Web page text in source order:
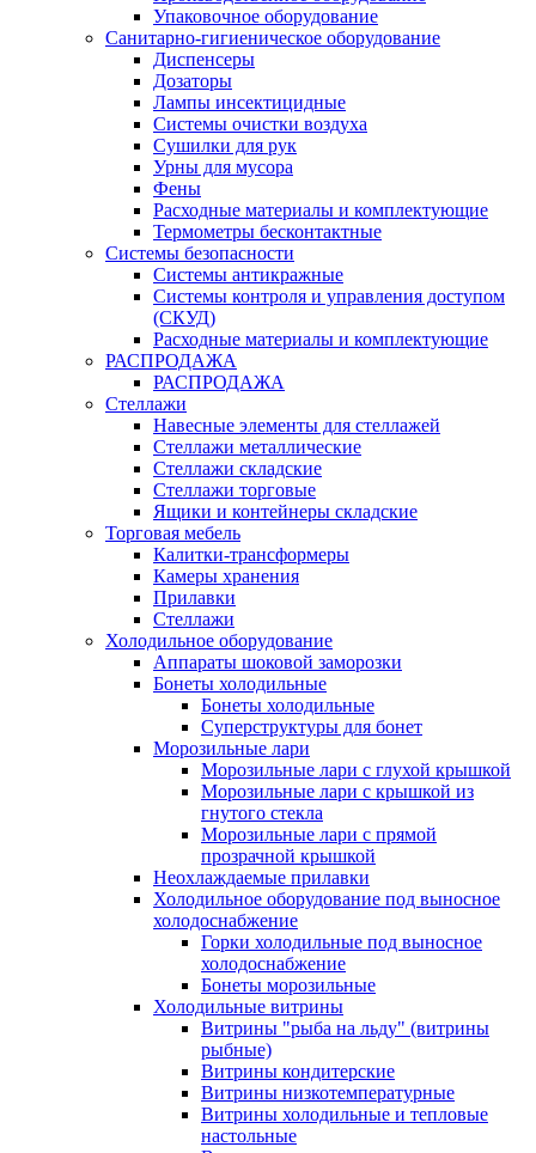
Упаковочное оборудование
Санитарно-гигиеническое оборудование
Диспенсеры
Дозаторы
Лампы инсектицидные
Системы очистки воздуха
Сушилки для рук
Урны для мусора
Фены
Расходные материалы и комплектующие
Термометры бесконтактные
Системы безопасности
Системы антикражные
Системы контроля и управления доступом
(СКУД)
Расходные материалы и комплектующие
РАСПРОДАЖА
РАСПРОДАЖА
Стеллажи
Навесные элементы для стеллажей
Стеллажи металлические
Стеллажи складские
Стеллажи торговые
Ящики и контейнеры складские
Торговая мебель
Калитки-трансформеры
Камеры хранения
Прилавки
Стеллажи
Холодильное оборудование
Аппараты шоковой заморозки
Бонеты холодильные
Бонеты холодильные
Суперструктуры для бонет
Морозильные лари
Морозильные лари с глухой крышкой
Морозильные лари с крышкой из
гнутого стекла
Морозильные лари с прямой
прозрачной крышкой
Неохлаждаемые прилавки
Холодильное оборудование под выносное
холодоснабжение
Горки холодильные под выносное
холодоснабжение
Бонеты морозильные
Холодильные витрины
Витрины "рыба на льду" (витрины
рыбные)
Витрины кондитерские
Витрины низкотемпературные
Витрины холодильные и тепловые
настольные